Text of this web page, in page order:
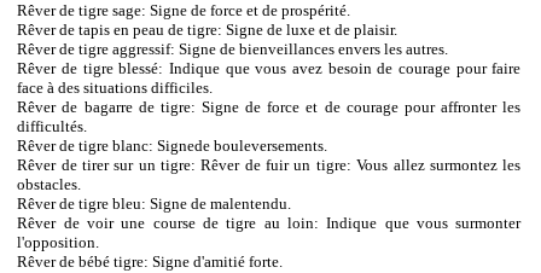
Rêver de tigre sage: Signe de force et de prospérité.
Rêver de tapis en peau de tigre: Signe de luxe et de plaisir.
Rêver de tigre aggressif: Signe de bienveillances envers les autres.
Rêver de tigre blessé: Indique que vous avez besoin de courage pour faire
face à des situations difficiles.
Rêver de bagarre de tigre: Signe de force et de courage pour affronter les
difficultés.
Rêver de tigre blanc: Signede bouleversements.
Rêver de tirer sur un tigre: Rêver de fuir un tigre: Vous allez surmontez les
obstacles.
Rêver de tigre bleu: Signe de malentendu.
Rêver de voir une course de tigre au loin: Indique que vous surmonter
l'opposition.
Rêver de bébé tigre: Signe d'amitié forte.